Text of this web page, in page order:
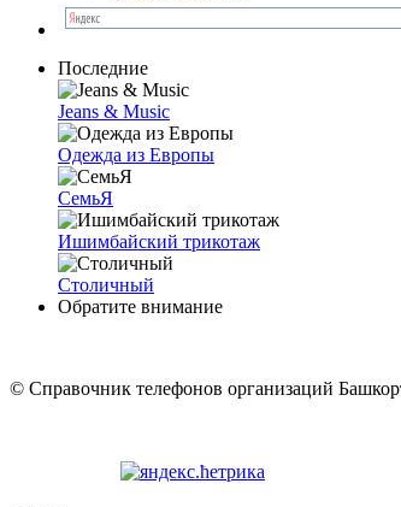
Последние
Jeans & Music
Одежда из Европы
СемьЯ
Ишимбайский трикотаж
Столичный
Обратите внимание
© Cправочник телефонов организаций